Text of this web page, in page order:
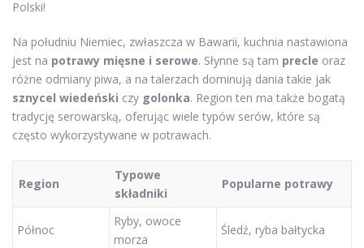
Polski!
Na południu Niemiec, zwłaszcza w Bawarii, kuchnia nastawiona
jest na potrawy mięsne i serowe. Słynne są tam precle oraz
różne odmiany piwa, a na talerzach dominują dania takie jak
sznycel wiedeński czy golonka. Region ten ma także bogatą
tradycję serowarską, oferując wiele typów serów, które są
często wykorzystywane w potrawach.
Region
Typowe
składniki
Popularne potrawy
Północ
Ryby, owoce
morza
Śledź, ryba bałtycka